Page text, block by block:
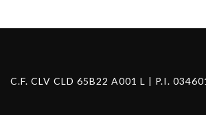
C.F. CLV CLD 65B22 A001 L | P.I.